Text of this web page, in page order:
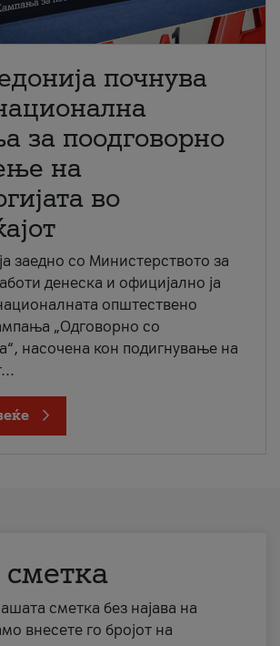
почнува
за поодговорно
на
во
заедно со Министерството за
денеска и официјално ја
општествено
„Одговорно со
насочена кон подигнување на
сметка без најава на
внесете го бројот на